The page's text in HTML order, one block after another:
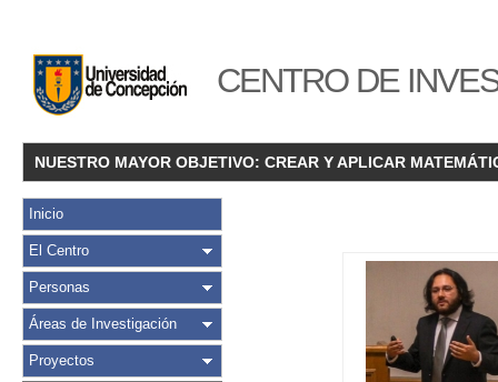
CENTRO DE
NUESTRO MAYOR OBJETIVO: CREAR Y APLICAR
Inicio
El Centro
Personas
Áreas de Investigación
Proyectos